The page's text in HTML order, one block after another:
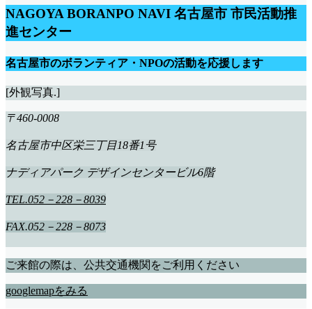
NAGOYA BORANPO NAVI 名古屋市 市民活動推
進センター
名古屋市のボランティア・NPOの活動を応援します
[外観写真.]
〒460-0008
名古屋市中区栄三丁目18番1号
ナディアパーク デザインセンタービル6階
TEL.052－228－8039
FAX.052－228－8073
ご来館の際は、公共交通機関をご利用ください
googlemapをみる